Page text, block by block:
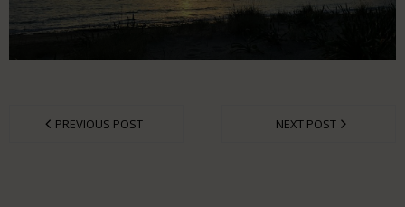
PREVIOUS POST NEXT POST